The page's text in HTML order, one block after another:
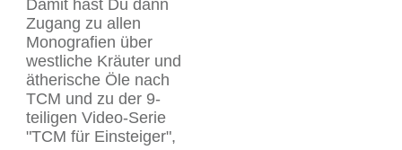
Damit hast Du dann
Zugang zu allen
Monografien über
westliche Kräuter und
ätherische Öle nach
TCM und zu der 9-
teiligen Video-Serie
"TCM für Einsteiger",